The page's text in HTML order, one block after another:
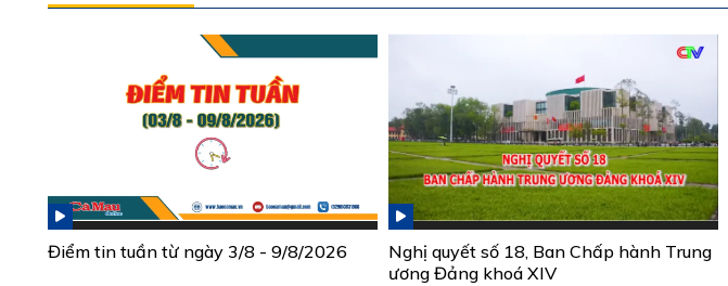
Điểm tin tuần từ ngày 3/8 - 9/8/2026
Nghị quyết số 18, Ban Chấp hành Trung
ương Đảng khoá XIV